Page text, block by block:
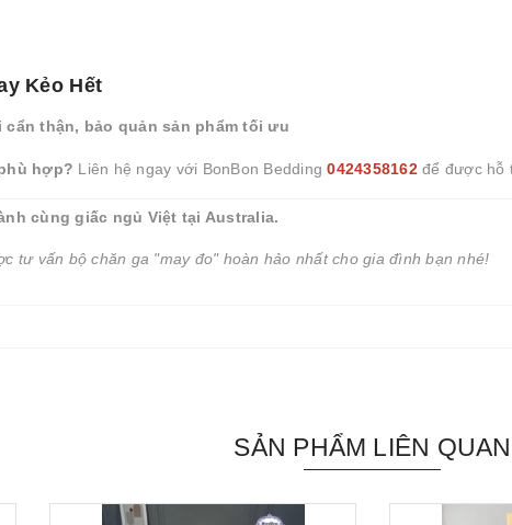
Kẻo Hết
thận, bảo quản sản phẩm tối ưu
hợp? Liên hệ ngay với BonBon Bedding0424358162để được hỗ
cùng giấc ngủ Việt tại Australia.
tư vấn bộ chăn ga "may đo" hoàn hảo nhất cho gia đình bạn nhé!
SẢN PHẨM LIÊN QUAN